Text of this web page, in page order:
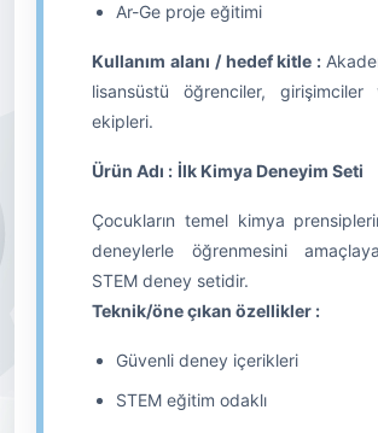
Ar-Ge proje eğitimi
Kullanım alanı / hedef kitle :
lisansüstü öğrenciler, girişimciler
ekipleri.
Ürün Adı : İlk Kimya Deneyim Seti
Çocukların temel kimya
deneylerle öğrenmesini
STEM deney setidir.
Teknik/öne çıkan özellikler :
Güvenli deney içerikleri
STEM eğitim odaklı